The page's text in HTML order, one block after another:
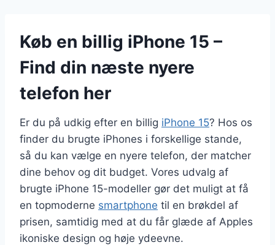
Køb en billig iPhone 15 –
Find din næste nyere
telefon her
Er du på udkig efter en billig iPhone 15? Hos os
finder du brugte iPhones i forskellige stande,
så du kan vælge en nyere telefon, der matcher
dine behov og dit budget. Vores udvalg af
brugte iPhone 15-modeller gør det muligt at få
en topmoderne smartphone til en brøkdel af
prisen, samtidig med at du får glæde af Apples
ikoniske design og høje ydeevne.